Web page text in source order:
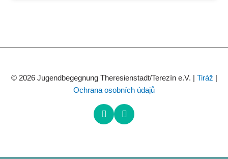
© 2026 Jugendbegegnung Theresienstadt/Terezín e.V. | Tiráž |
Ochrana osobních údajů